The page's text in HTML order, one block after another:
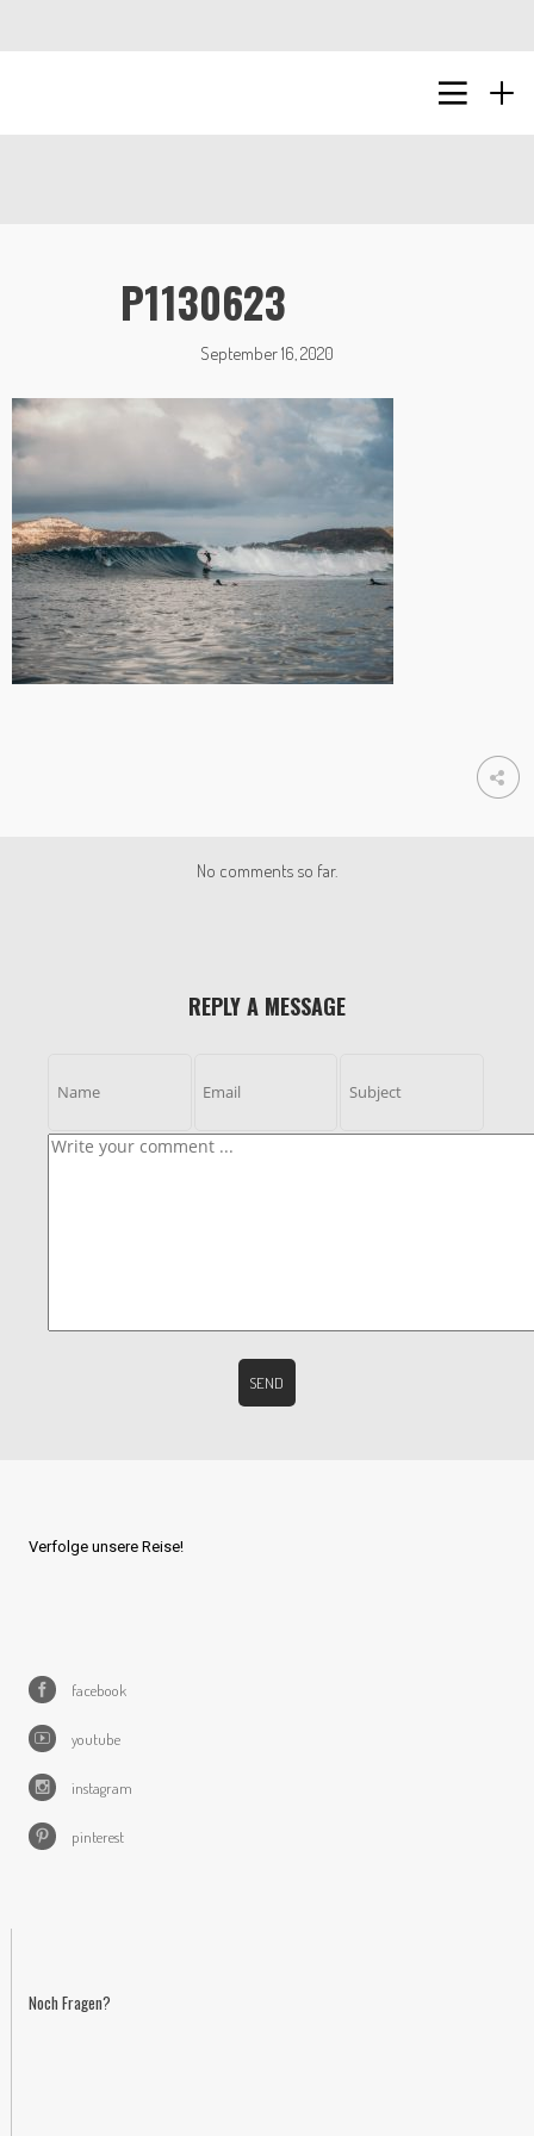
P1130623
September 16, 2020
No comments so far.
REPLY A MESSAGE
Verfolge unsere Reise!
facebook
youtube
instagram
pinterest
Noch Fragen?